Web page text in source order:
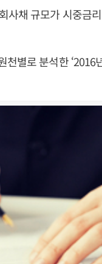
사채 규모가 시중금
별로 분석한 ‘2016